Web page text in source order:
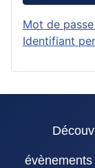
Mot de
Identifiant